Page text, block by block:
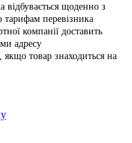
відбувається щоденно з
тарифам перевізника
компанії доставить
адресу
товар знаходиться на